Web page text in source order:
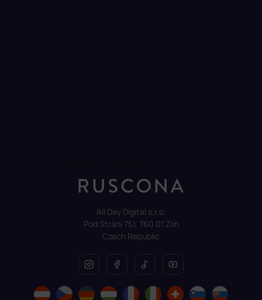
All Day Digital s.r.o.
Pod Strání 751, 760 01 Zlín
Czech Republic